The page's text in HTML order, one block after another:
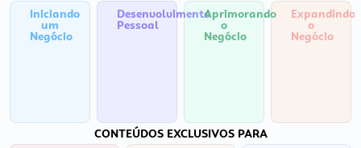
Iniciando
um
Negócio
Desenvolvimento
Pessoal
Aprimorando
o
Negócio
Expandindo
o
Negócio
CONTEÚDOS EXCLUSIVOS PARA